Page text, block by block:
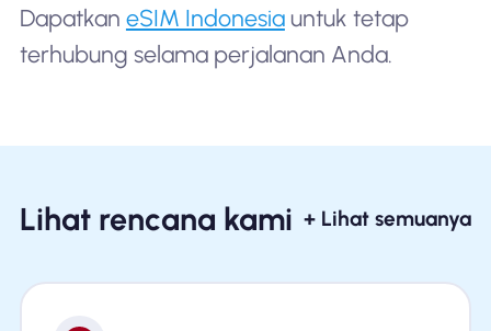
Dapatkan eSIM Indonesiauntuk tetap
terhubung selama perjalanan Anda.
Lihat rencana kami + Lihat semuanya